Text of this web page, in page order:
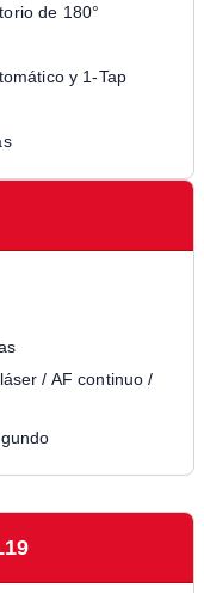
de 180°
y 1-Tap
/ AF continuo /